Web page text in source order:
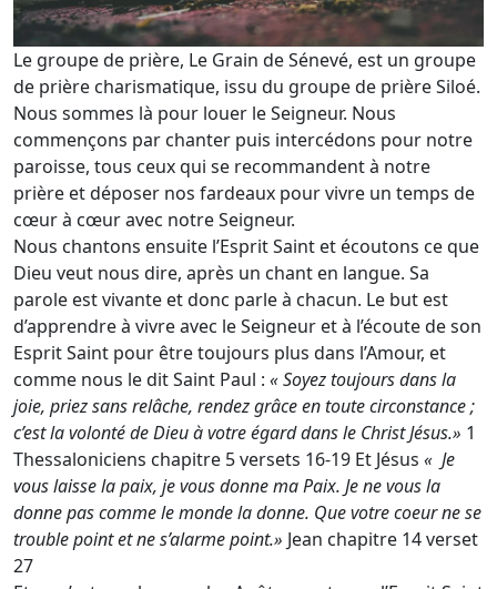
Le groupe de prière, Le Grain de Sénevé, est un groupe
de prière charismatique, issu du groupe de prière Siloé.
Nous sommes là pour louer le Seigneur. Nous
commençons par chanter puis intercédons pour notre
paroisse, tous ceux qui se recommandent à notre
prière et déposer nos fardeaux pour vivre un temps de
cœur à cœur avec notre Seigneur.
Nous chantons ensuite l’Esprit Saint et écoutons ce que
Dieu veut nous dire, après un chant en langue. Sa
parole est vivante et donc parle à chacun. Le but est
d’apprendre à vivre avec le Seigneur et à l’écoute de son
Esprit Saint pour être toujours plus dans l’Amour, et
comme nous le dit Saint Paul : « Soyez toujours dans la
joie, priez sans relâche, rendez grâce en toute circonstance ;
c’est la volonté de Dieu à votre égard dans le Christ Jésus.» 1
Thessaloniciens chapitre 5 versets 16-19 Et Jésus « Je
vous laisse la paix, je vous donne ma Paix. Je ne vous la
donne pas comme le monde la donne. Que votre coeur ne se
trouble point et ne s’alarme point.» Jean chapitre 14 verset
27